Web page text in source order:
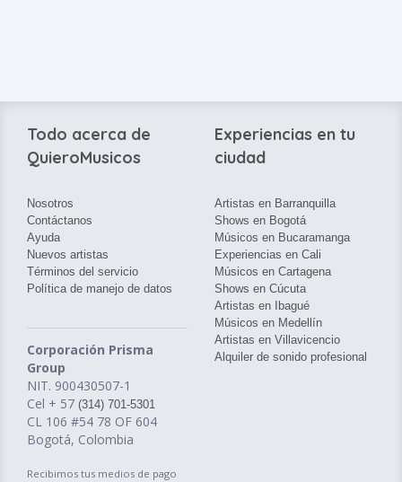
Todo acerca de
QuieroMusicos
Nosotros
Contáctanos
Ayuda
Nuevos artistas
Términos del servicio
Política de manejo de datos
Corporación Prisma
Group
NIT. 900430507-1
Cel + 57 (314) 701-5301
CL 106 #54 78 OF 604
Bogotá, Colombia
Recibimos tus medios de pago
Experiencias en tu
ciudad
Artistas en Barranquilla
Shows en Bogotá
Músicos en Bucaramanga
Experiencias en Cali
Músicos en Cartagena
Shows en Cúcuta
Artistas en Ibagué
Músicos en Medellín
Artistas en Villavicencio
Alquiler de sonido profesional